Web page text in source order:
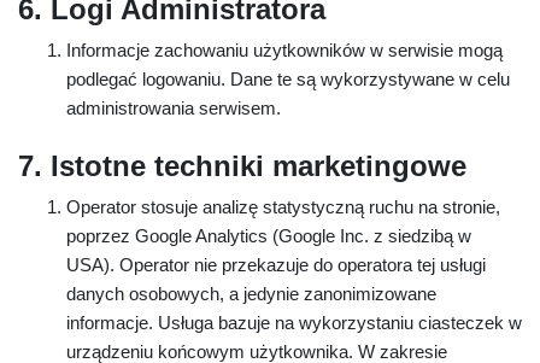
6. Logi Administratora
Informacje zachowaniu użytkowników w serwisie mogą
podlegać logowaniu. Dane te są wykorzystywane w celu
administrowania serwisem.
7. Istotne techniki marketingowe
Operator stosuje analizę statystyczną ruchu na stronie,
poprzez Google Analytics (Google Inc. z siedzibą w
USA). Operator nie przekazuje do operatora tej usługi
danych osobowych, a jedynie zanonimizowane
informacje. Usługa bazuje na wykorzystaniu ciasteczek w
urządzeniu końcowym użytkownika. W zakresie